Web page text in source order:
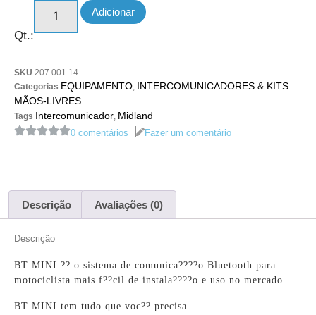
Qt.:
Adicionar
SKU 207.001.14
Categorias EQUIPAMENTO, INTERCOMUNICADORES & KITS
MÃOS-LIVRES
Tags Intercomunicador, Midland
0 comentários Fazer um comentário
Descrição Avaliações (0)
Descrição
BT MINI ?? o sistema de comunica????o Bluetooth para
motociclista mais f??cil de instala????o e uso no mercado.
BT MINI tem tudo que voc?? precisa.